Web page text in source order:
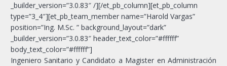
_builder_version=”3.0.83″ /][/et_pb_column][et_pb_column
type=”3_4″][et_pb_team_member name=”Harold Vargas”
position=”Ing. M.Sc. ” background_layout=”dark”
_builder_version=”3.0.83″ header_text_color=”#ffffff”
body_text_color=”#ffffff”]
Ingeniero Sanitario y Candidato a Magister en Administración